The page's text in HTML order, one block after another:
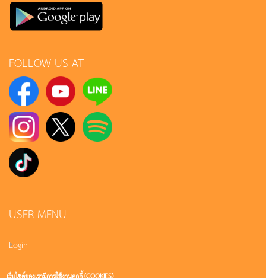
FOLLOW US AT
USER MENU
Login
เว็บไซต์ของเรามีการใช้งานคุกกี้ (COOKIES)